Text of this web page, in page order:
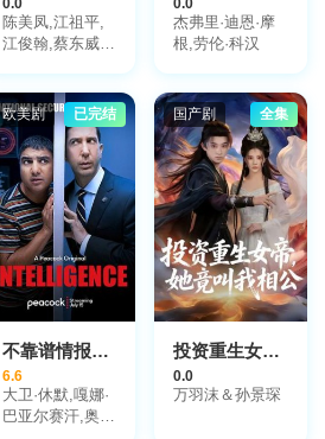
0.0
陈美凤,江祖平,
江俊翰,蔡东威,
邱琦雯,王明玉,
吴皓升,杨绣惠,
颜筱筠,郭亚棠,
成润,张柏舟,陈
彦廷,游安顺,黄
少谷,林则希,李
又汝,楚宣,王瞳,
余秉谚,韩宜邦,
马俊麟
0.0
杰弗里·迪恩·摩
根,劳伦·科汉
欧美剧 已完结
不靠谱情报局第一季
6.6
大卫·休默,嘎娜·
巴亚尔赛汗,奥利
国产剧 全集
投资重生女帝，她竟叫我相公
0.0
万羽沫＆孙景琛